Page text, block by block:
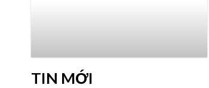
TIN MỚI